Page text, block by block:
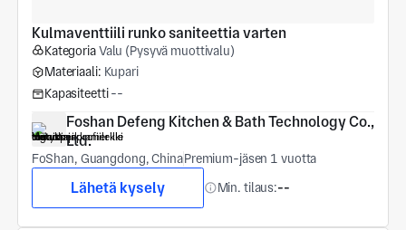
Kulmaventtiili runko saniteettia varten
KategoriaValu (Pysyvä muottivalu)
Materiaali: Kupari
Kapasiteetti --
Foshan Defeng Kitchen & Bath Technology Co.,
Ltd.
FoShan, Guangdong, ChinaPremium-jäsen 1 vuotta
Lähetä kysely Min. tilaus:--